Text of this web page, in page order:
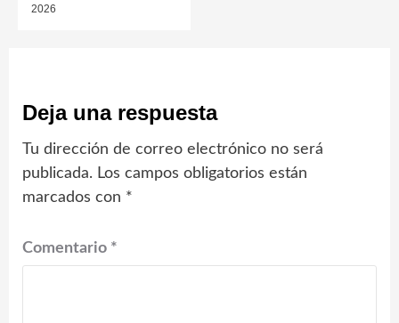
2026
Deja una respuesta
Tu dirección de correo electrónico no será
publicada. Los campos obligatorios están
marcados con *
Comentario *